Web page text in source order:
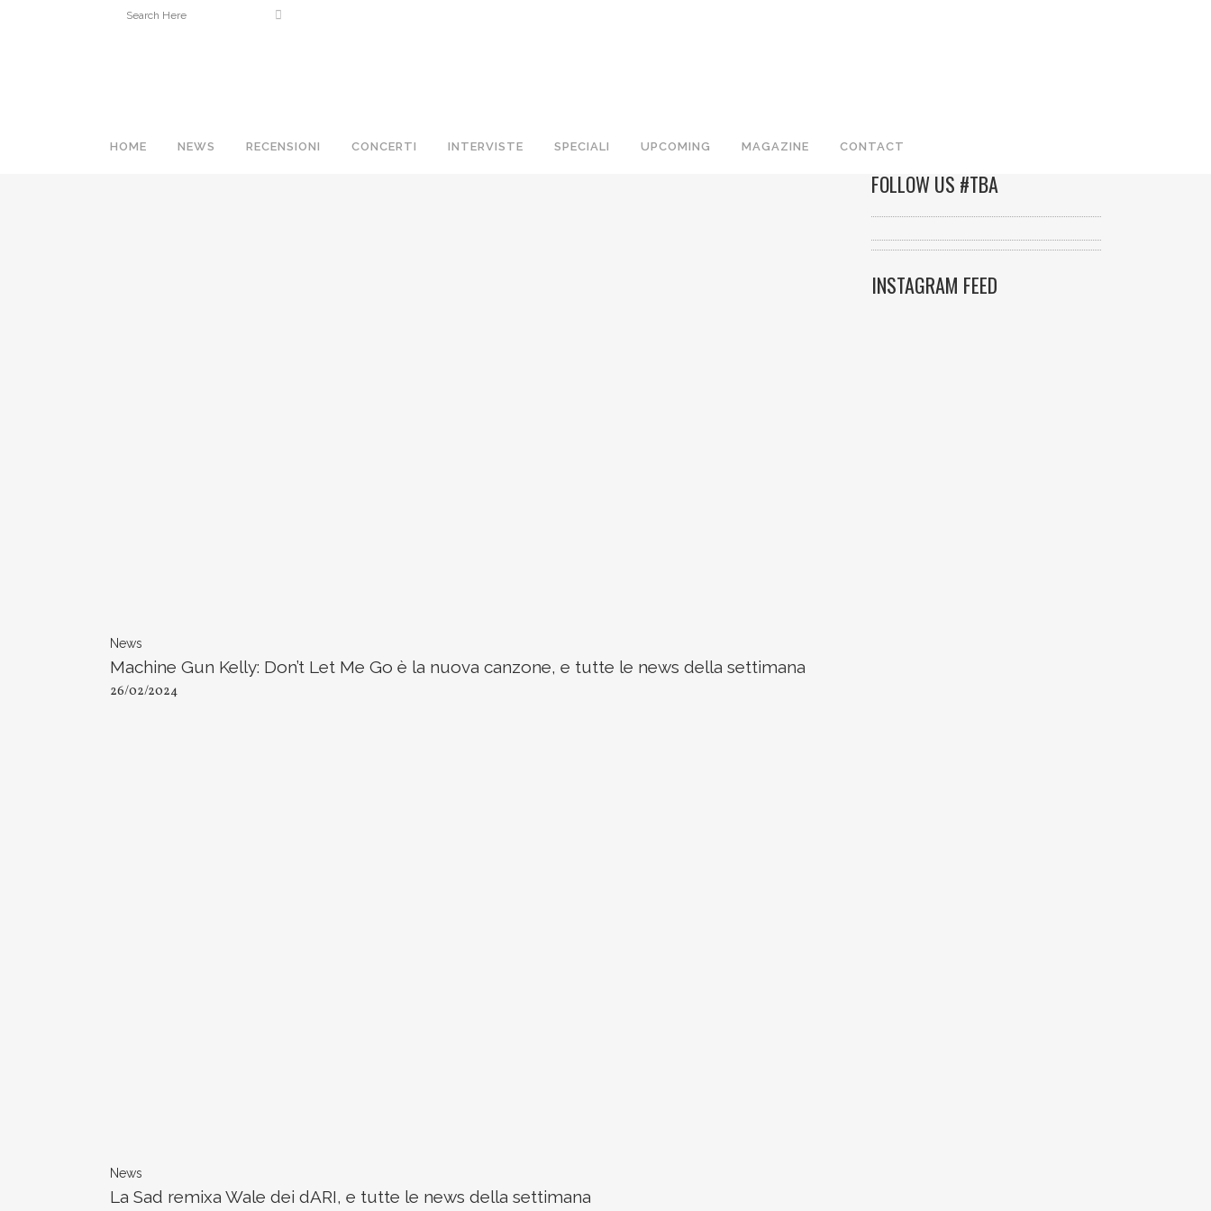
HOME NEWS RECENSIONI CONCERTI INTERVISTE SPECIALI UPCOMING MAGAZINE CONTACT
News
Machine Gun Kelly: Don’t Let Me Go è la nuova canzone, e tutte le news della settimana
26/02/2024
News
La Sad remixa Wale dei dARI, e tutte le news della settimana
FOLLOW US #TBA
INSTAGRAM FEED